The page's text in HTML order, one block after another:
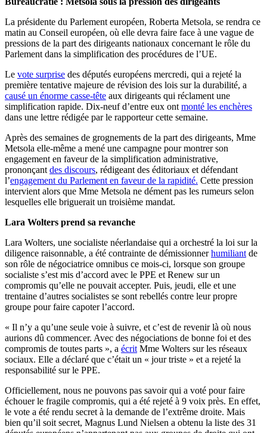
La présidente du Parlement européen, Roberta Metsola, se rendra ce
matin au Conseil européen, où elle devra faire face à une vague de
pressions de la part des dirigeants nationaux concernant le rôle du
Parlement dans la simplification des procédures de l’UE.
Le vote surprise des députés européens mercredi, qui a rejeté la
première tentative majeure de révision des lois sur la durabilité, a
causé un énorme casse-tête aux dirigeants qui réclament une
simplification rapide. Dix-neuf d’entre eux ont monté les enchères
dans une lettre rédigée par le rapporteur cette semaine.
Après des semaines de grognements de la part des dirigeants, Mme
Metsola elle-même a mené une campagne pour montrer son
engagement en faveur de la simplification administrative,
prononçant des discours, rédigeant des éditoriaux et défendant
l’engagement du Parlement en faveur de la rapidité. Cette pression
intervient alors que Mme Metsola ne dément pas les rumeurs selon
lesquelles elle briguerait un troisième mandat.
Lara Wolters prend sa revanche
Lara Wolters, une socialiste néerlandaise qui a orchestré la loi sur la
diligence raisonnable, a été contrainte de démissionnerhumiliant de
son rôle de négociatrice omnibus ce mois-ci, lorsque son groupe
socialiste s’est mis d’accord avec le PPE et Renew sur un
compromis qu’elle ne pouvait accepter. Puis, jeudi, elle et une
trentaine d’autres socialistes se sont rebellés contre leur propre
groupe pour faire capoter l’accord.
« Il n’y a qu’une seule voie à suivre, et c’est de revenir là où nous
aurions dû commencer. Avec des négociations de bonne foi et des
compromis de toutes parts », a écrit Mme Wolters sur les réseaux
sociaux. Elle a déclaré que c’était un « jour triste » et a rejeté la
responsabilité sur le PPE.
Officiellement, nous ne pouvons pas savoir qui a voté pour faire
échouer le fragile compromis, qui a été rejeté à 9 voix près. En effet,
le vote a été rendu secret à la demande de l’extrême droite. Mais
bien qu’il soit secret, Magnus Lund Nielsen a obtenu la liste des 31